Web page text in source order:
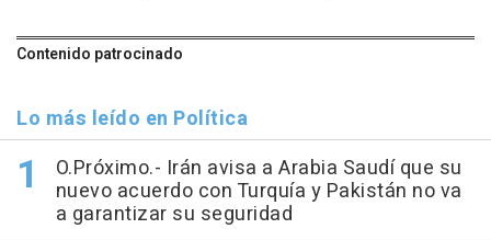
Contenido patrocinado
Lo más leído en Política
O.Próximo.- Irán avisa a Arabia Saudí que su
nuevo acuerdo con Turquía y Pakistán no va
a garantizar su seguridad